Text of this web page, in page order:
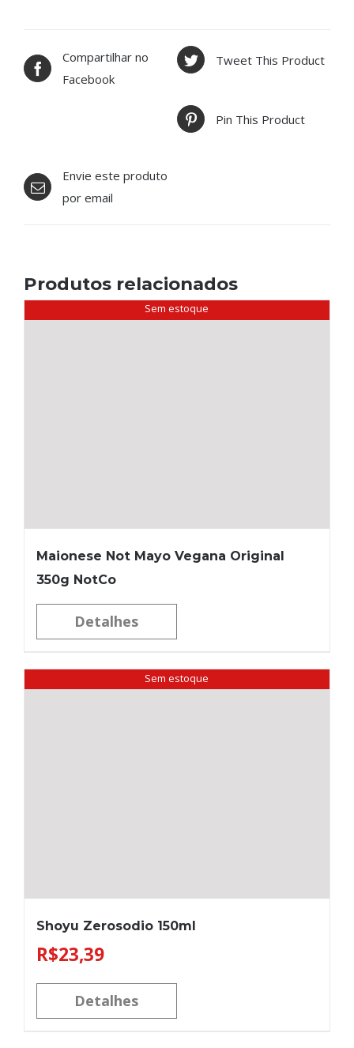
Compartilhar no
Facebook
Tweet This Product
Pin This Product
Envie este produto
por email
Produtos relacionados
Sem estoque
Maionese Not Mayo Vegana Original
350g NotCo
Detalhes
Sem estoque
Shoyu Zerosodio 150ml
R$23,39
Detalhes